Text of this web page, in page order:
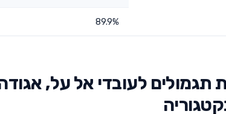
89.9%
לעובדי אל על,